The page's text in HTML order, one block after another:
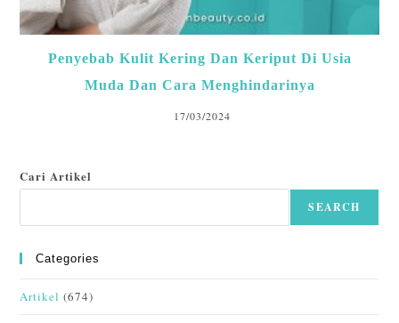
Penyebab Kulit Kering Dan Keriput Di Usia
Muda Dan Cara Menghindarinya
17/03/2024
Cari Artikel
SEARCH
Categories
Artikel (674)